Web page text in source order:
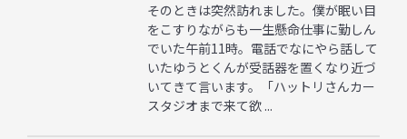
そのときは突然訪れました。僕が眠い目
をこすりながらも一生懸命仕事に勤しん
でいた午前11時。電話でなにやら話して
いたゆうとくんが受話器を置くなり近づ
いてきて言います。「ハットリさんカー
スタジオまで来て欲 ...